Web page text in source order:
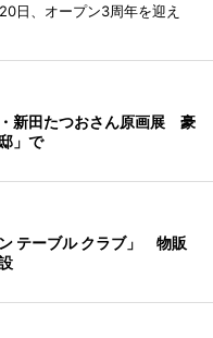
日、オープン3周年を迎え
・新田たつおさん原画展 豪
」で
テーブル クラブ」 物販